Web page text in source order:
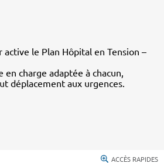
active le Plan Hôpital en Tension –
en charge adaptée à chacun,
déplacement aux urgences.
ACCÈS RAPIDES